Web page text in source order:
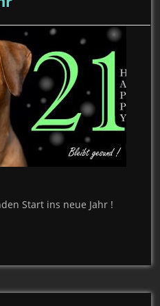
Start ins neue Jahr !